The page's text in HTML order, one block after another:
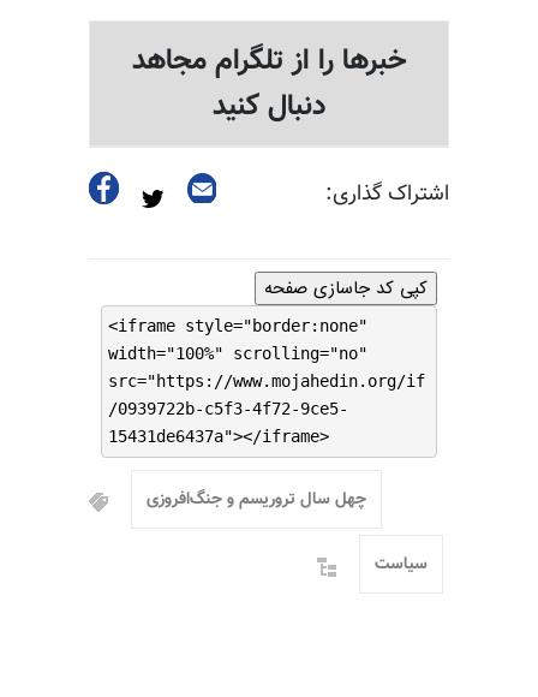
خبرها را از تلگرام مجاهد
دنبال کنید
اشتراک گذاری:
کپی کد جاسازی صفحه
<iframe style="border:none"
width="100%" scrolling="no"
src="https://www.mojahedin.org/if
/0939722b-c5f3-4f72-9ce5-
15431de6437a"></iframe>
چهل سال تروریسم و جنگ‌افروزی
سیاست